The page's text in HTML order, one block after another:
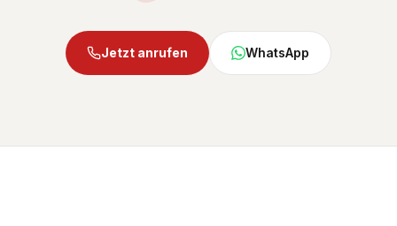
Jetzt anrufen WhatsApp